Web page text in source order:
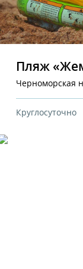
Пляж
Черноморская
Круглосуточно